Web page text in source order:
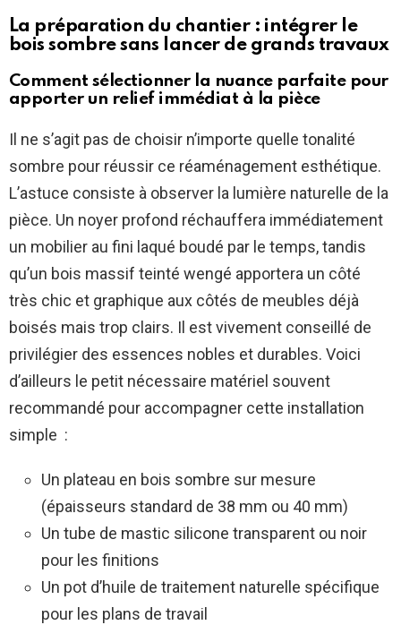
La préparation du chantier : intégrer le
bois sombre sans lancer de grands travaux
Comment sélectionner la nuance parfaite pour
apporter un relief immédiat à la pièce
Il ne s’agit pas de choisir n’importe quelle tonalité
sombre pour réussir ce réaménagement esthétique.
L’astuce consiste à observer la lumière naturelle de la
pièce. Un noyer profond réchauffera immédiatement
un mobilier au fini laqué boudé par le temps, tandis
qu’un bois massif teinté wengé apportera un côté
très chic et graphique aux côtés de meubles déjà
boisés mais trop clairs. Il est vivement conseillé de
privilégier des essences nobles et durables. Voici
d’ailleurs le petit nécessaire matériel souvent
recommandé pour accompagner cette installation
simple :
Un plateau en bois sombre sur mesure
(épaisseurs standard de 38 mm ou 40 mm)
Un tube de mastic silicone transparent ou noir
pour les finitions
Un pot d’huile de traitement naturelle spécifique
pour les plans de travail